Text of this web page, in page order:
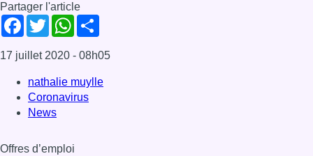
Partager l'article
Facebook
TwitterWhatsApp
17 juillet 2020 - 08h05
nathalie muylle
Coronavirus
News
Offres d’emploi